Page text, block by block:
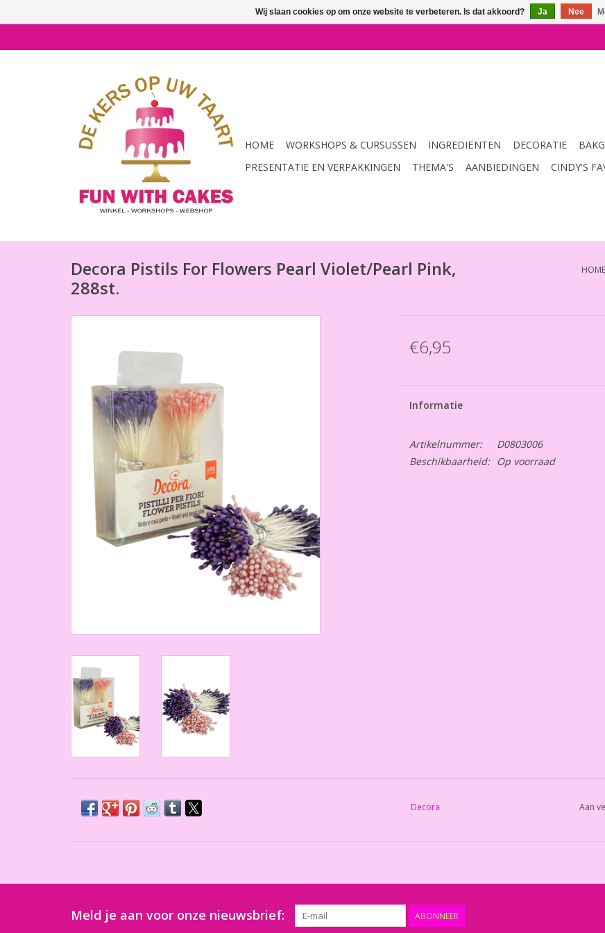
HOME WORKSHOPS & CURSUSSEN INGREDIËNTEN DECORATIE
PRESENTATIE EN VERPAKKINGEN
THEMA'S AANBIEDINGEN CINDY'S
Decora Pistils For Flowers Pearl Violet/Pearl Pink,
288st.
HOME
€6,95
Informatie
Artikelnummer:
D0803006
Beschikbaarheid:
Op voorraad
Decora Aan
Meld je aan voor onze nieuwsbrief: ABONNEER
Wij slaan cookies op om onze website te verbeteren. Is dat akkoord? Ja Nee